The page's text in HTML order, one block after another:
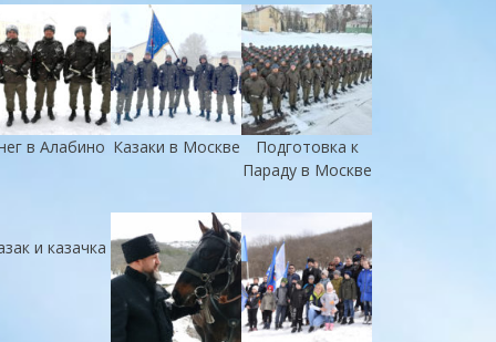
в Алабино Казаки в Москве
Подготовка к
Параду в Москве
и казачка